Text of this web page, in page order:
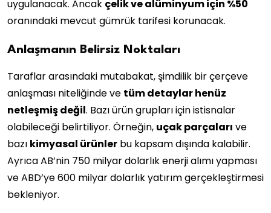
uygulanacak. Ancak çelik ve alüminyum için %50
oranındaki mevcut gümrük tarifesi korunacak.
Anlaşmanın Belirsiz Noktaları
Taraflar arasındaki mutabakat, şimdilik bir çerçeve
anlaşması niteliğinde ve tüm detaylar henüz
netleşmiş değil. Bazı ürün grupları için istisnalar
olabileceği belirtiliyor. Örneğin, uçak parçaları ve
bazı kimyasal ürünler bu kapsam dışında kalabilir.
Ayrıca AB’nin 750 milyar dolarlık enerji alımı yapması
ve ABD’ye 600 milyar dolarlık yatırım gerçekleştirmesi
bekleniyor.